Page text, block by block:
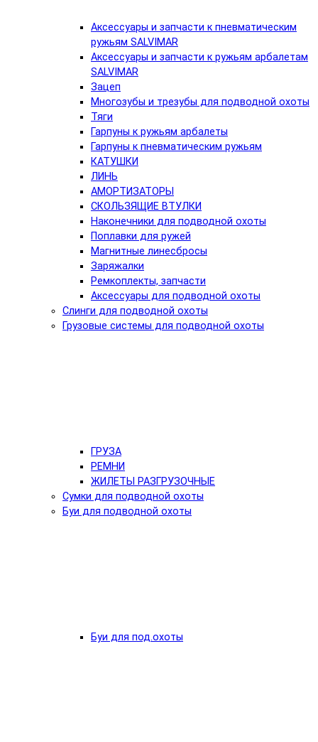
Аксессуары и запчасти к пневматическим
ружьям SALVIMAR
Аксессуары и запчасти к ружьям арбалетам
SALVIMAR
Зацеп
Многозубы и трезубы для подводной охоты
Тяги
Гарпуны к ружьям арбалеты
Гарпуны к пневматическим ружьям
КАТУШКИ
ЛИНЬ
АМОРТИЗАТОРЫ
СКОЛЬЗЯЩИЕ ВТУЛКИ
Наконечники для подводной охоты
Поплавки для ружей
Магнитные линесбросы
Заряжалки
Ремкоплекты, запчасти
Аксессуары для подводной охоты
Слинги для подводной охоты
Грузовые системы для подводной охоты
ГРУЗА
РЕМНИ
ЖИЛЕТЫ РАЗГРУЗОЧНЫЕ
Сумки для подводной охоты
Буи для подводной охоты
Буи для под.охоты